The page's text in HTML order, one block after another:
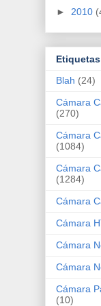
► 2010
Etiquetas
Blah (24)
Cámara
(270)
Cámara
(1084)
Cámara
(1284)
Cámara
Cámara
Cámara
Cámara
Cámara
(10)